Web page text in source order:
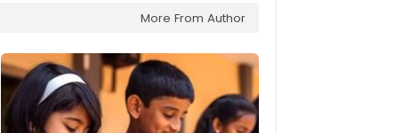
More From Author